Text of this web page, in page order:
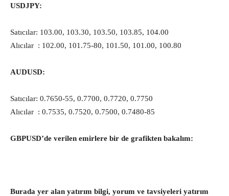
USDJPY:
Satıcılar: 103.00, 103.30, 103.50, 103.85, 104.00
Alıcılar : 102.00, 101.75-80, 101.50, 101.00, 100.80
AUDUSD:
Satıcılar: 0.7650-55, 0.7700, 0.7720, 0.7750
Alıcılar : 0.7535, 0.7520, 0.7500, 0.7480-85
GBPUSD’de verilen emirlere bir de grafikten bakalım:
Burada yer alan yatırım bilgi, yorum ve tavsiyeleri yatırım